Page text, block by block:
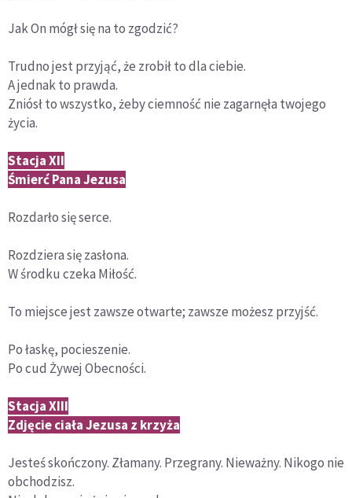
Jak On mógł się na to zgodzić?
Trudno jest przyjąć, że zrobił to dla ciebie.
A jednak to prawda.
Zniósł to wszystko, żeby ciemność nie zagarnęła twojego
życia.
Stacja XII
Śmierć Pana Jezusa
Rozdarło się serce.
Rozdziera się zasłona.
W środku czeka Miłość.
To miejsce jest zawsze otwarte; zawsze możesz przyjść.
Po łaskę, pocieszenie.
Po cud Żywej Obecności.
Stacja XIII
Zdjęcie ciała Jezusa z krzyża
Jesteś skończony. Złamany. Przegrany. Nieważny. Nikogo nie
obchodzisz.